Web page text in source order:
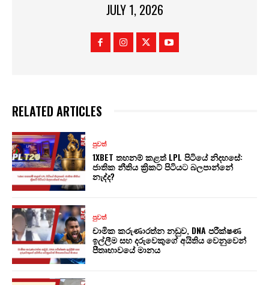
JULY 1, 2026
RELATED ARTICLES
පුවත්
1XBET තහනම් කළත් LPL පිටියේ නිදහසේ:
ජාතික නීතිය ක්‍රිකට් පිටියට බලපාන්නේ
නැද්ද?
පුවත්
චාමික කරුණාරත්න නඩුව, DNA පරීක්ෂණ
ඉල්ලීම සහ දරුවෙකුගේ අයිතිය වෙනුවෙන්
පීතෘභාවයේ මානය